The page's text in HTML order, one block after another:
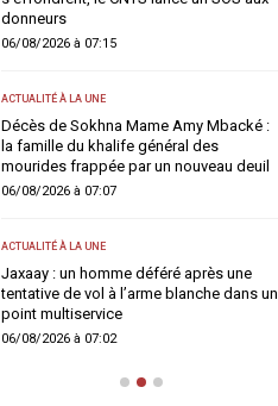
donneurs
06/08/2026 à 07:15
ACTUALITÉ À LA UNE
Décès de Sokhna Mame Amy Mbacké :
la famille du khalife général des
mourides frappée par un nouveau deuil
06/08/2026 à 07:07
ACTUALITÉ À LA UNE
Jaxaay : un homme déféré après une
tentative de vol à l’arme blanche dans un
point multiservice
06/08/2026 à 07:02